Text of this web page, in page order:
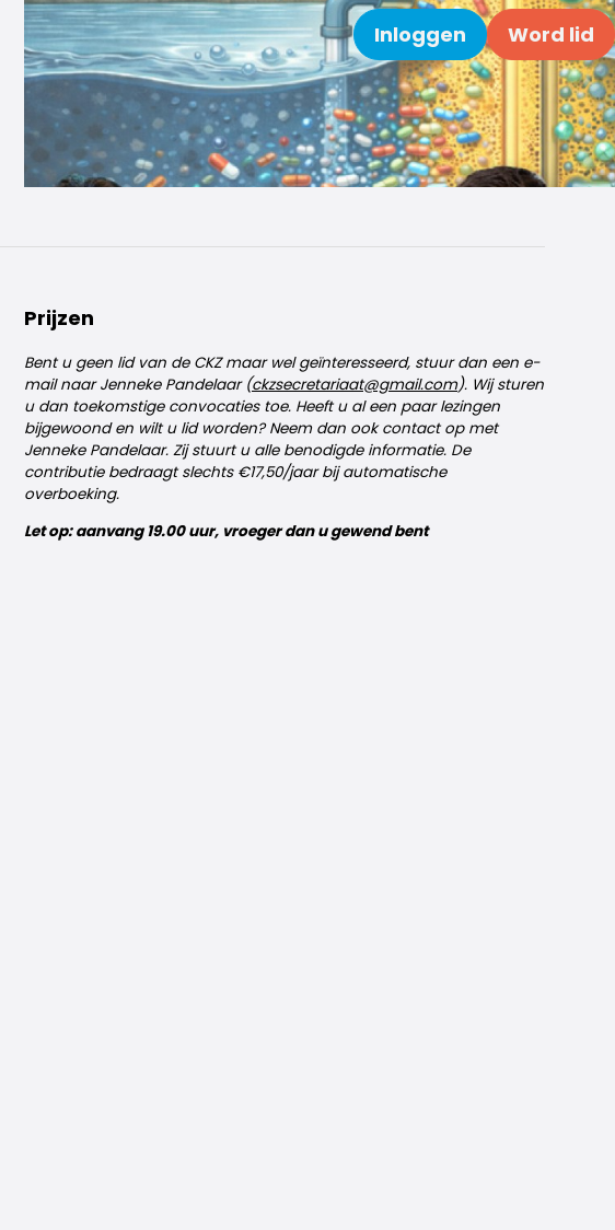
Zoeken Inloggen Word lid
Prijzen
Bent u geen lid van de CKZ maar wel geïnteresseerd, stuur dan een e-
mail naar Jenneke Pandelaar (ckzsecretariaat@gmail.com). Wij sturen
u dan toekomstige convocaties toe. Heeft u al een paar lezingen
bijgewoond en wilt u lid worden? Neem dan ook contact op met
Jenneke Pandelaar. Zij stuurt u alle benodigde informatie. De
contributie bedraagt slechts €17,50/jaar bij automatische
overboeking.
Let op: aanvang 19.00 uur, vroeger dan u gewend bent